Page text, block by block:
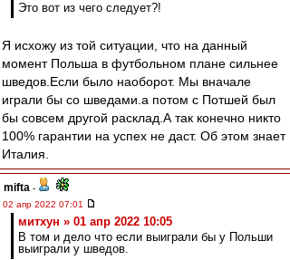
Это вот из чего следует?!
Я исхожу из той ситуации, что на данный
момент Польша в футбольном плане сильнее
шведов.Если было наоборот. Мы вначале
играли бы со шведами.а потом с Потшей был
бы совсем другой расклад.А так конечно никто
100% гарантии на успех не даст. Об этом знает
Италия.
mifta -
02 апр 2022 07:01
митхун » 01 апр 2022 10:05
В том и дело что если выиграли бы у Польши
выиграли у шведов.